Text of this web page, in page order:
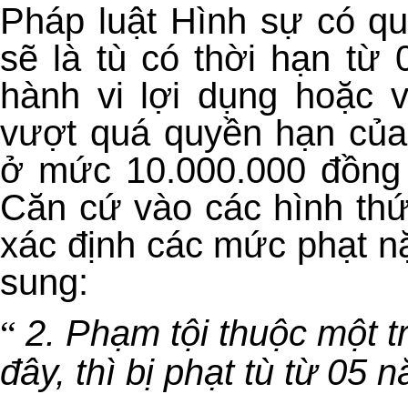
Pháp luật Hình sự có
sẽ là tù có thời hạn từ
hành vi lợi dụng hoặc
vượt quá quyền hạn
ở mức 10.000.000
Căn cứ vào các hình
xác định các mức phạt
sung:
“2. Phạm tội thuộc một
đây, thì bị phạt tù từ 05